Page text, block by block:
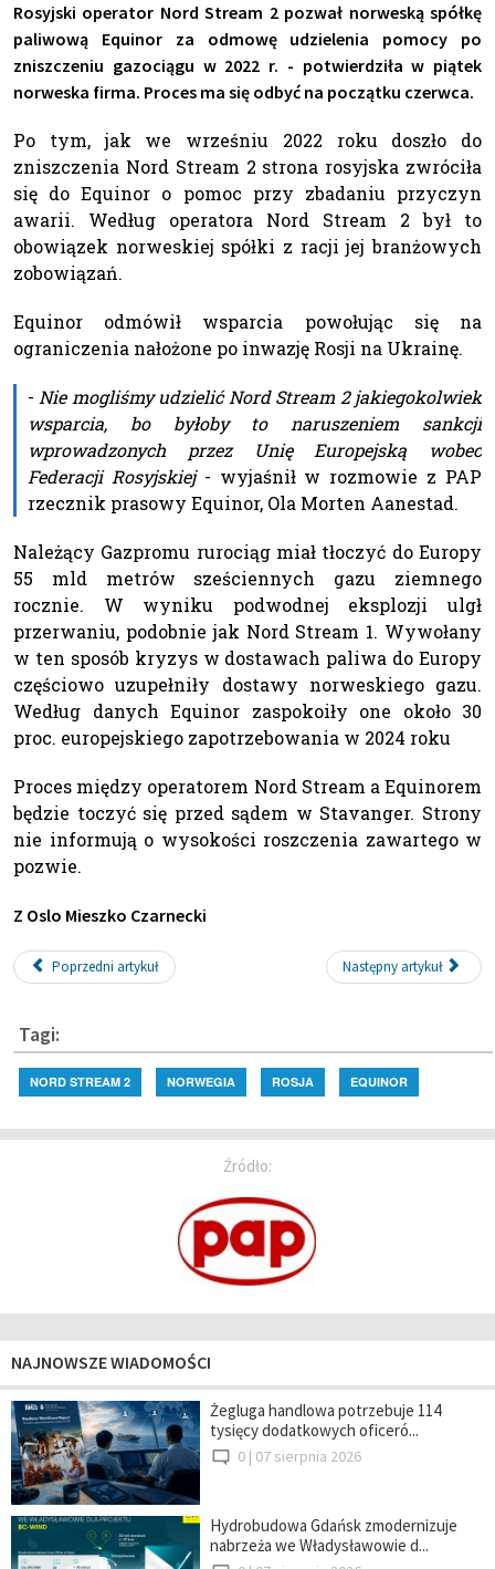
Rosyjski operator Nord Stream 2 pozwał norweską spółkę
paliwową Equinor za odmowę udzielenia pomocy po
zniszczeniu gazociągu w 2022 r. - potwierdziła w piątek
norweska firma. Proces ma się odbyć na początku czerwca.
Po tym, jak we wrześniu 2022 roku doszło do
zniszczenia Nord Stream 2 strona rosyjska zwróciła
się do Equinor o pomoc przy zbadaniu przyczyn
awarii. Według operatora Nord Stream 2 był to
obowiązek norweskiej spółki z racji jej branżowych
zobowiązań.
Equinor odmówił wsparcia powołując się na
ograniczenia nałożone po inwazję Rosji na Ukrainę.
- Nie mogliśmy udzielić Nord Stream 2 jakiegokolwiek
wsparcia, bo byłoby to naruszeniem sankcji
wprowadzonych przez Unię Europejską wobec
Federacji Rosyjskiej- wyjaśnił w rozmowie z PAP
rzecznik prasowy Equinor, Ola Morten Aanestad.
Należący Gazpromu rurociąg miał tłoczyć do Europy
55 mld metrów sześciennych gazu ziemnego
rocznie. W wyniku podwodnej eksplozji ulgł
przerwaniu, podobnie jak Nord Stream 1. Wywołany
w ten sposób kryzys w dostawach paliwa do Europy
częściowo uzupełniły dostawy norweskiego gazu.
Według danych Equinor zaspokoiły one około 30
proc. europejskiego zapotrzebowania w 2024 roku
Proces między operatorem Nord Stream a Equinorem
będzie toczyć się przed sądem w Stavanger. Strony
nie informują o wysokości roszczenia zawartego w
pozwie.
Z Oslo Mieszko Czarnecki
Poprzedni artykuł Następny artykuł
Tagi:
NORD STREAM 2 NORWEGIA ROSJA EQUINOR
Źródło:
NAJNOWSZE WIADOMOŚCI
Żegluga handlowa potrzebuje 114
tysięcy dodatkowych oficeró...
0 | 07 sierpnia 2026
Hydrobudowa Gdańsk zmodernizuje
nabrzeża we Władysławowie d...